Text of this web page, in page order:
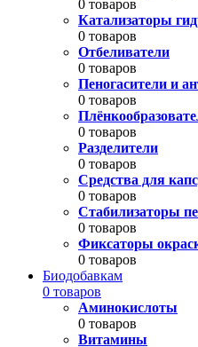
0 товаров
Катализаторы
0 товаров
Отбеливатели
0 товаров
Пеногасители и
0 товаров
0 товаров
Разделители
0 товаров
Средства для
0 товаров
Стабилизаторы
0 товаров
Фиксаторы
0 товаров
Биодобавкам
0 товаров
Аминокислоты
0 товаров
Витамины